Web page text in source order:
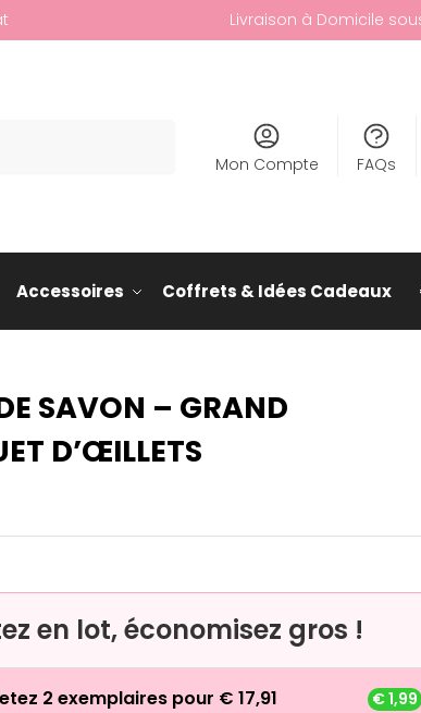
Livraison à Domicile
Mon Compte FAQs
Accessoires Coffrets & Idées Cadeaux
SAVON – GRAND
D’ŒILLETS
en lot, économisez gros !
2 exemplaires pour € 17,91 €1,99